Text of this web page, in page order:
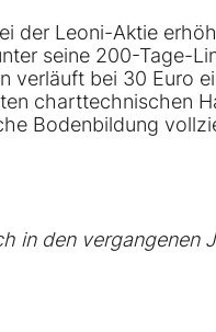
der Leoni-Aktie
seine 200-Tage-
verläuft bei 30 Euro
charttechnischen
Bodenbildung
in den vergangenen